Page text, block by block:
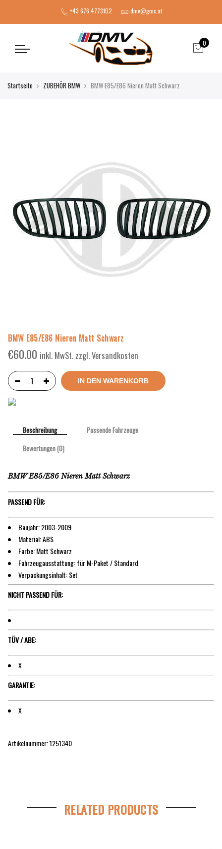
+43 676 4773102 dmv@gmx.at
0
Startseite ZUBEHÖR BMW BMW E85/E86 Nieren Matt Schwarz
BMW E85/E86 Nieren Matt Schwarz
€60.00 inkl. MwSt. zzgl. Versandkosten
IN DEN WARENKORB
Beschreibung
Passende Fahrzeuge
Bewertungen (0)
BMW E85/E86 Nieren Matt Schwarz
PASSEND FÜR:
Baujahr: 2003-2009
Material: ABS
Farbe: Matt Schwarz
Fahrzeugausstattung: für M-Paket / Standard
Verpackungsinhalt: Set
NICHT PASSEND FÜR:
TÜV / ABE:
X
GARANTIE:
X
Artikelnummer: 1251340
RELATED PRODUCTS